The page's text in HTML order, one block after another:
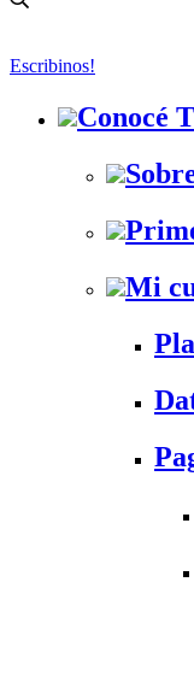
Escribinos!
Conocé
Mi